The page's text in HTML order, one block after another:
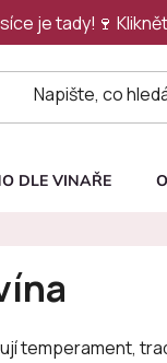
je tady!🍷
DLE VINAŘE
temperament,